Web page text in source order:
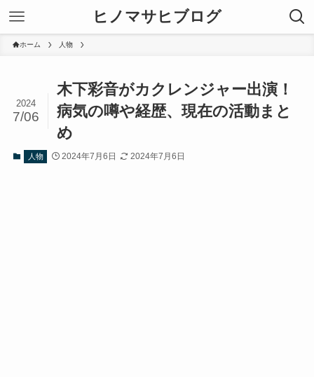
ヒノマサヒブログ
ホーム 人物
木下彩音がカクレンジャー出演！
病気の噂や経歴、現在の活動まと
め
2024
7/06
人物 2024年7月6日 2024年7月6日